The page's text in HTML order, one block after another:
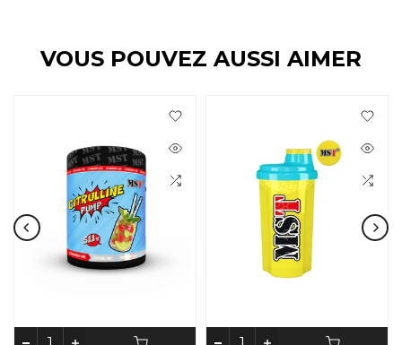
VOUS POUVEZ AUSSI AIMER